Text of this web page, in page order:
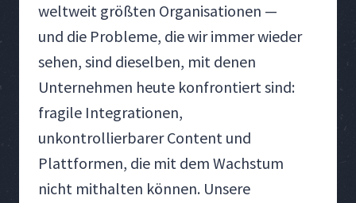
weltweit größten Organisationen —
und die Probleme, die wir immer wieder
sehen, sind dieselben, mit denen
Unternehmen heute konfrontiert sind:
fragile Integrationen,
unkontrollierbarer Content und
Plattformen, die mit dem Wachstum
nicht mithalten können. Unsere